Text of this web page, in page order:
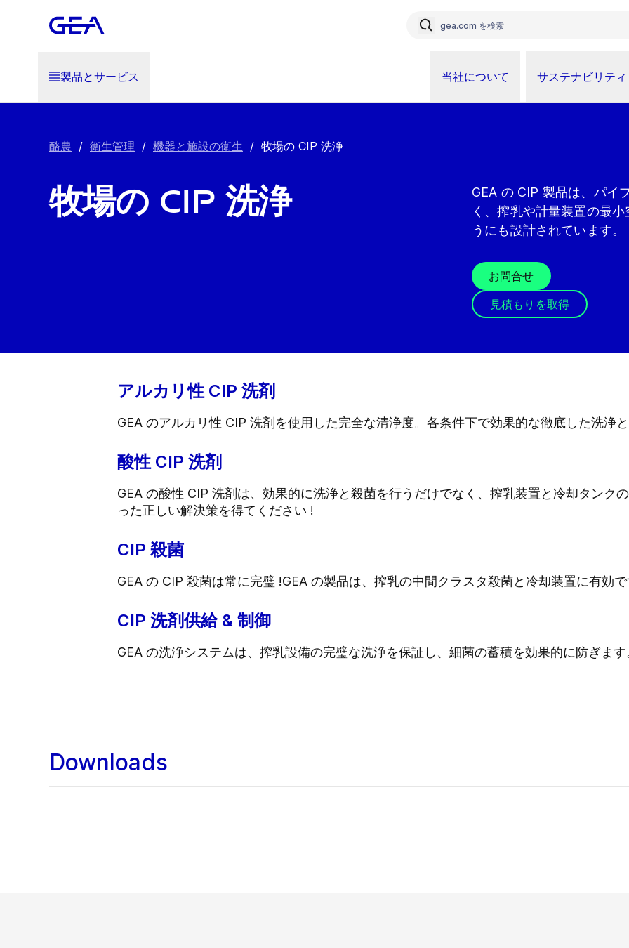
製品とサービス 当社について サステナビリティ
酪農 / 衛生管理 / 機器と施設の衛生 / 牧場の CIP 洗浄
牧場の CIP 洗浄
GEA の CIP 製品は、パイ
く、搾乳や計量装置の最
うにも設計されています。
お問合せ
見積もりを取得
アルカリ性 CIP 洗剤
GEA のアルカリ性 CIP 洗剤を使用した完全な清浄度。各条件下で効果的な徹底した洗浄
酸性 CIP 洗剤
GEA の酸性 CIP 洗剤は、効果的に洗浄と殺菌を行うだけでなく、搾乳装置と冷却タンク
った正しい解決策を得てください !
CIP 殺菌
GEA の CIP 殺菌は常に完璧 !GEA の製品は、搾乳の中間クラスタ殺菌と冷却装置に有効
CIP 洗剤供給 & 制御
GEA の洗浄システムは、搾乳設備の完璧な洗浄を保証し、細菌の蓄積を効果的に防ぎます
Downloads